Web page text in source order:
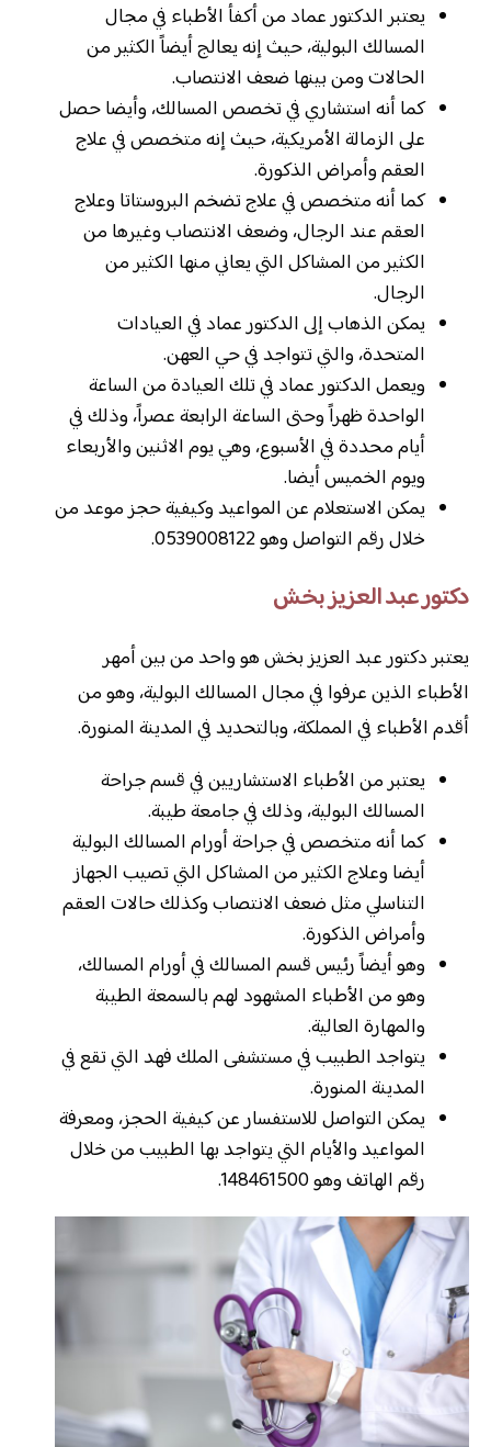
يعتبر الدكتور عماد من أكفأ الأطباء في مجال
المسالك البولية، حيث إنه يعالج أيضاً الكثير من
الحالات ومن بينها ضعف الانتصاب.
كما أنه استشاري في تخصص المسالك، وأيضا حصل
على الزمالة الأمريكية، حيث إنه متخصص في علاج
العقم وأمراض الذكورة.
كما أنه متخصص في علاج تضخم البروستاتا وعلاج
العقم عند الرجال، وضعف الانتصاب وغيرها من
الكثير من المشاكل التي يعاني منها الكثير من
الرجال.
يمكن الذهاب إلى الدكتور عماد في العيادات
المتحدة، والتي تتواجد في حي العهن.
ويعمل الدكتور عماد في تلك العيادة من الساعة
الواحدة ظهراً وحتى الساعة الرابعة عصراً، وذلك في
أيام محددة في الأسبوع، وهي يوم الاثنين والأربعاء
ويوم الخميس أيضا.
يمكن الاستعلام عن المواعيد وكيفية حجز موعد من
خلال رقم التواصل وهو 0539008122.
دكتور عبد العزيز بخش
يعتبر دكتور عبد العزيز بخش هو واحد من بين أمهر
الأطباء الذين عرفوا في مجال المسالك البولية، وهو من
أقدم الأطباء في المملكة، وبالتحديد في المدينة المنورة.
يعتبر من الأطباء الاستشاريين في قسم جراحة
المسالك البولية، وذلك في جامعة طيبة.
كما أنه متخصص في جراحة أورام المسالك البولية
أيضا وعلاج الكثير من المشاكل التي تصيب الجهاز
التناسلي مثل ضعف الانتصاب وكذلك حالات العقم
وأمراض الذكورة.
وهو أيضاً رئيس قسم المسالك في أورام المسالك،
وهو من الأطباء المشهود لهم بالسمعة الطيبة
والمهارة العالية.
يتواجد الطبيب في مستشفى الملك فهد التي تقع في
المدينة المنورة.
يمكن التواصل للاستفسار عن كيفية الحجز، ومعرفة
المواعيد والأيام التي يتواجد بها الطبيب من خلال
رقم الهاتف وهو 148461500.